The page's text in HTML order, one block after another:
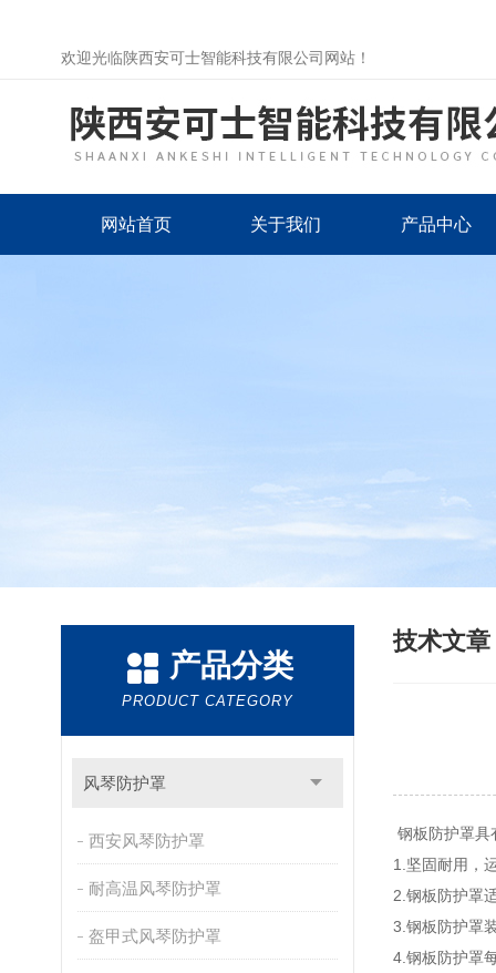
欢迎光临陕西安可士智能科技有限公司网站！
网站首页 关于我们 产品中心
产品分类
PRODUCT CATEGORY
风琴防护罩
西安风琴防护罩
耐高温风琴防护罩
盔甲式风琴防护罩
技术文章
钢板防护罩具
1.坚固耐用，
2.钢板防护罩
3.钢板防护罩
4.钢板防护罩